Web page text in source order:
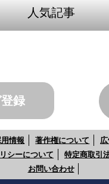
人気記事
録
情報 著作権について
シーについて
特定商取引
お問い合わせ